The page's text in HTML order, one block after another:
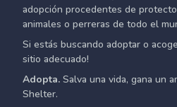
adopción procedentes de
animales o perreras de todo el
Si estás buscando adoptar o
sitio adecuado!
Adopta. Salva una vida, gana un
Shelter.